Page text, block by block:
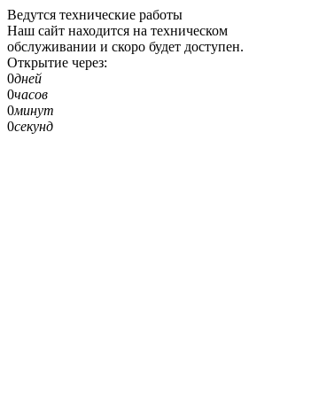
Ведутся технические работы
Наш сайт находится на техническом
обслуживании и скоро будет доступен.
Открытие через:
0дней
0часов
0минут
0секунд